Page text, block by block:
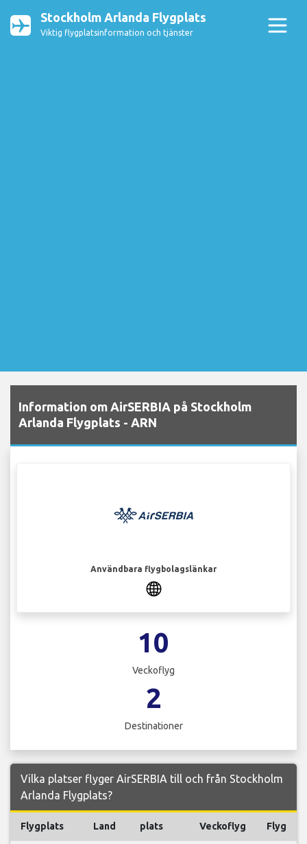
Stockholm Arlanda Flygplats
Viktig flygplatsinformation och tjänster
Information om AirSERBIA på Stockholm
Arlanda Flygplats - ARN
Användbara flygbolagslänkar
10
Veckoflyg
2
Destinationer
Vilka platser flyger AirSERBIA till och från Stockholm
Arlanda Flygplats?
Flygplats Land plats Veckoflyg Flyg